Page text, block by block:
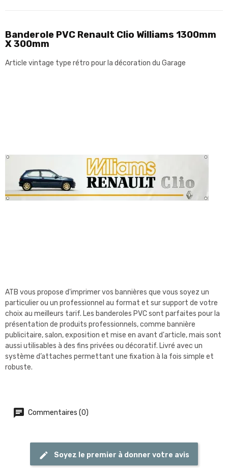
Banderole PVC Renault Clio Williams 1300mm
X 300mm
Article vintage type rétro pour la décoration du Garage
ATB vous propose d'imprimer vos bannières que vous soyez un
particulier ou un professionnel au format et sur support de votre
choix au meilleurs tarif. Les banderoles PVC sont parfaites pour la
présentation de produits professionnels, comme bannière
publicitaire, salon, exposition et mise en avant d'article, mais sont
aussi utilisables à des fins privées ou décoratif. Livré avec un
système d’attaches permettant une fixation à la fois simple et
robuste.
Commentaires (0)
Soyez le premier à donner votre avis